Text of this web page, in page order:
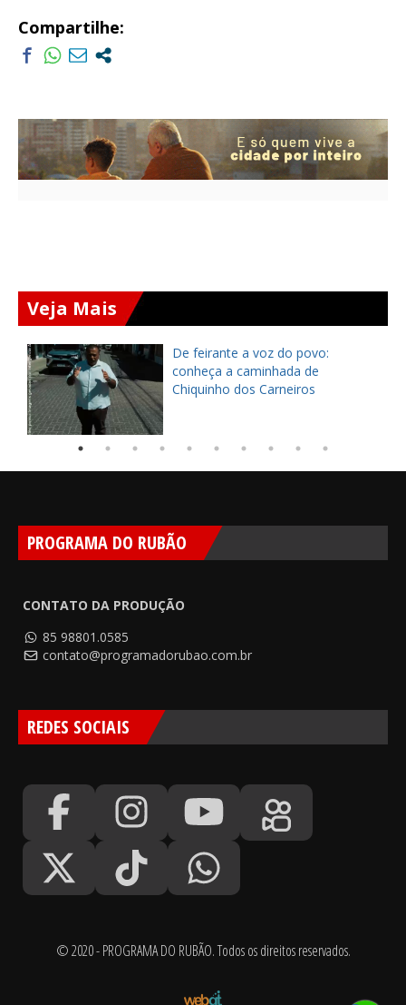
Compartilhe:
Veja Mais
De feirante a voz do povo:
conheça a caminhada de
Chiquinho dos Carneiros
PROGRAMA DO RUBÃO
CONTATO DA PRODUÇÃO
85 98801.0585
contato@programadorubao.com.br
REDES SOCIAIS
© 2020 - PROGRAMA DO RUBÃO. Todos os direitos reservados.